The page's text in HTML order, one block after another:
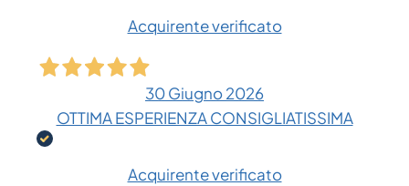
Acquirente verificato
30 Giugno 2026
OTTIMA ESPERIENZA CONSIGLIATISSIMA
Acquirente verificato